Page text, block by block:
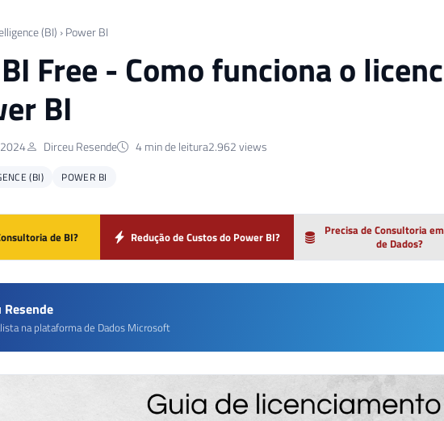
(BI) › Power BI
Free - Como funciona o
BI
Dirceu Resende 4 min de leitura2.962 views
(BI) POWER BI
de BI? Redução de Custos do Power BI?
Precisa de Consultoria
de Dados?
Resende
na plataforma de Dados Microsoft